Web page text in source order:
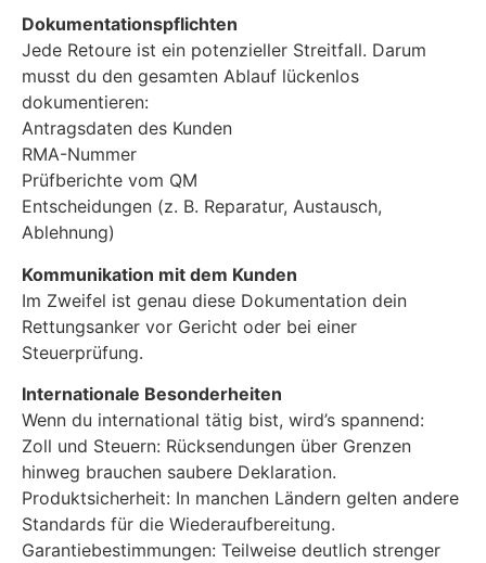
Dokumentationspflichten
Jede Retoure ist ein potenzieller Streitfall. Darum
musst du den gesamten Ablauf lückenlos
dokumentieren:
Antragsdaten des Kunden
RMA-Nummer
Prüfberichte vom QM
Entscheidungen (z. B. Reparatur, Austausch,
Ablehnung)
Kommunikation mit dem Kunden
Im Zweifel ist genau diese Dokumentation dein
Rettungsanker vor Gericht oder bei einer
Steuerprüfung.
Internationale Besonderheiten
Wenn du international tätig bist, wird’s spannend:
Zoll und Steuern: Rücksendungen über Grenzen
hinweg brauchen saubere Deklaration.
Produktsicherheit: In manchen Ländern gelten andere
Standards für die Wiederaufbereitung.
Garantiebestimmungen: Teilweise deutlich strenger